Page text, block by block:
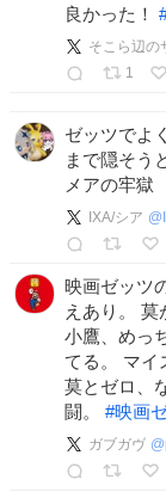
良かった！
そこら辺の
1
ゼッツでよ
まで隠そう
メアの牢獄
IXA/シア @
映画ゼッツ
えあり。 莫
小鷹、めっ
てる。 マイ
莫とゼロ、
闘。 #映画
ガブガヴ @